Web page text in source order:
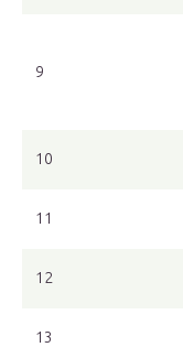
9
10
11
12
13